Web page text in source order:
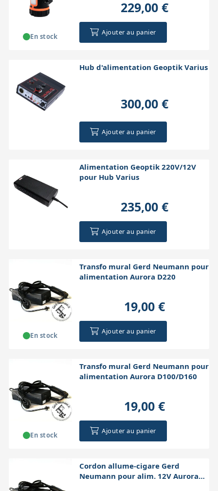
229,00 €
Ajouter au panier
En stock
Hub d'alimentation Geoptik Varius
300,00 €
Ajouter au panier
Alimentation Geoptik 220V/12V
pour Hub Varius
235,00 €
Ajouter au panier
Transfo mural Gerd Neumann pour
alimentation Aurora D220
19,00 €
Ajouter au panier
En stock
Transfo mural Gerd Neumann pour
alimentation Aurora D100/D160
19,00 €
Ajouter au panier
En stock
Cordon allume-cigare Gerd
Neumann pour alim. 12V Aurora